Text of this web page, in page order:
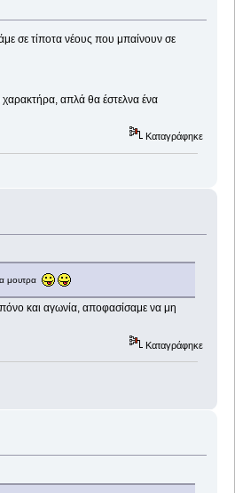
σε τίποτα νέους που μπαίνουν σε
απλά θα έστελνα ένα
Καταγράφηκε
μουτρα
και αγωνία, αποφασίσαμε να μη
Καταγράφηκε